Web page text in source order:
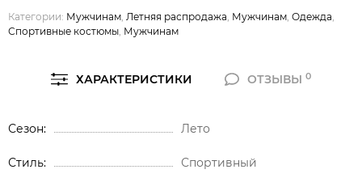
Категории: Мужчинам, Летняя распродажа, Мужчинам, Одежда,
Спортивные костюмы, Мужчинам
ХАРАКТЕРИСТИКИ ОТЗЫВЫ0
Сезон Лето
Стиль Спортивный